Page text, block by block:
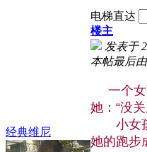
经典维尼
电梯直达
楼主
发表于
本帖最后
一个女
她：“没
小女孩
她的跑步